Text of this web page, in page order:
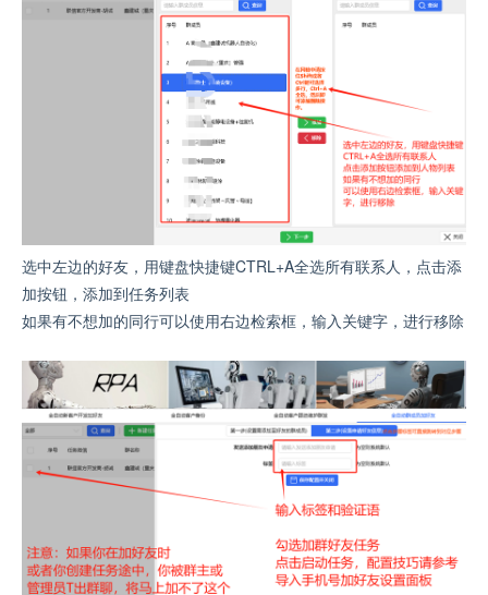
选中左边的好友，用键盘快捷键CTRL+A全选所有联系人，点击添
加按钮，添加到任务列表
如果有不想加的同行可以使用右边检索框，输入关键字，进行移除